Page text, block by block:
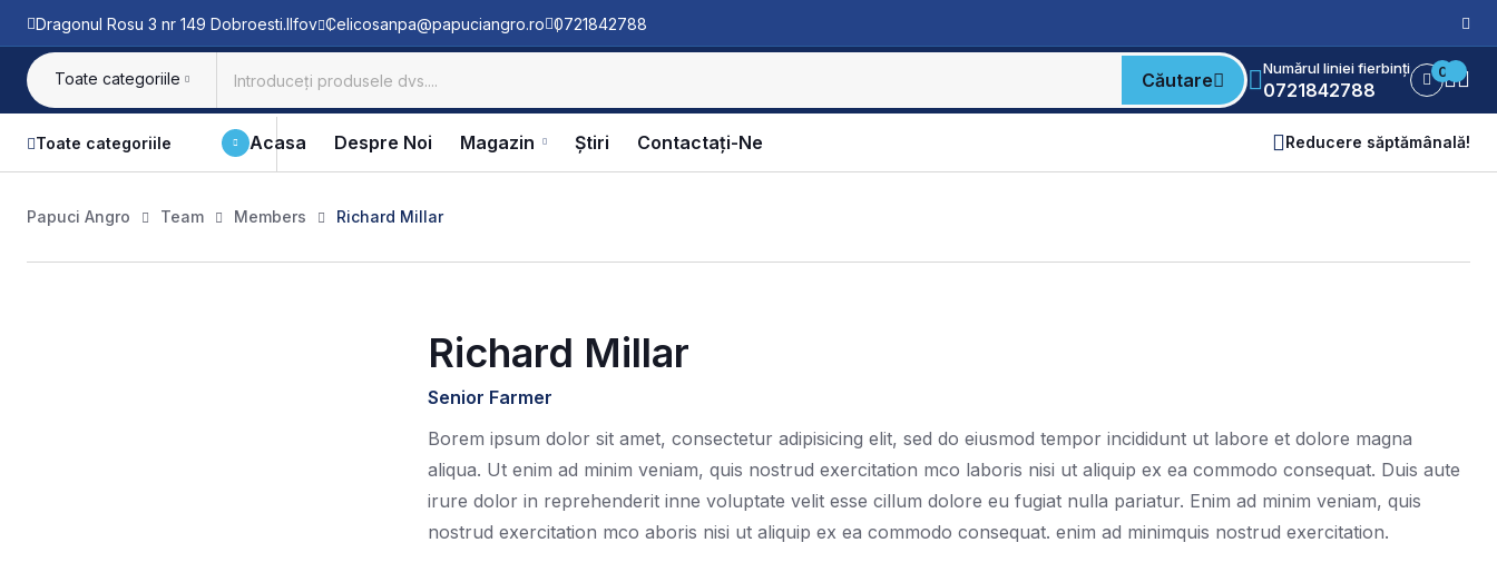
Dragonul Rosu 3 nr 149 Dobroesti.Ilfov Celicosanpa@papuciangro.ro 0721842788
Toate categoriile Căutare
Numărul liniei fierbinți
0721842788
0
Toate categoriile Acasa Despre Noi Magazin Ştiri Contactați-Ne Reducere săptămânală!
Papuci Angro Team Members Richard Millar
Richard Millar
Senior Farmer
Borem ipsum dolor sit amet, consectetur adipisicing elit, sed do eiusmod tempor incididunt ut labore et dolore magna
aliqua. Ut enim ad minim veniam, quis nostrud exercitation mco laboris nisi ut aliquip ex ea commodo consequat. Duis aute
irure dolor in reprehenderit inne voluptate velit esse cillum dolore eu fugiat nulla pariatur. Enim ad minim veniam, quis
nostrud exercitation mco aboris nisi ut aliquip ex ea commodo consequat. enim ad minimquis nostrud exercitation.